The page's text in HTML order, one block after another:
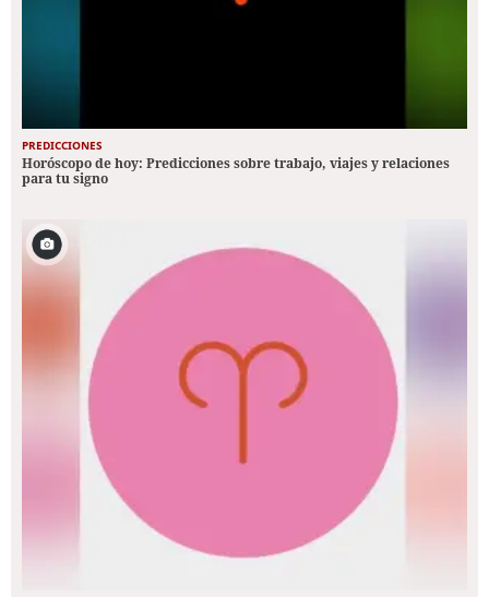
PREDICCIONES
Horóscopo de hoy: Predicciones sobre trabajo, viajes y relaciones
para tu signo